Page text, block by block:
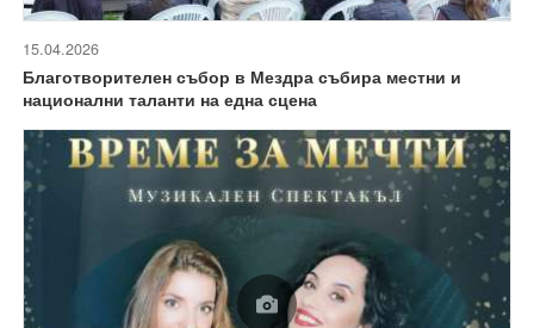
15.04.2026
Благотворителен събор в Мездра събира местни и
национални таланти на една сцена